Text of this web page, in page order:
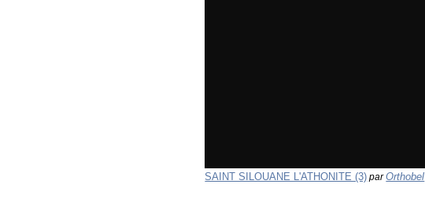
SAINT SILOUANE L'ATHONITE (3) parOrthobel